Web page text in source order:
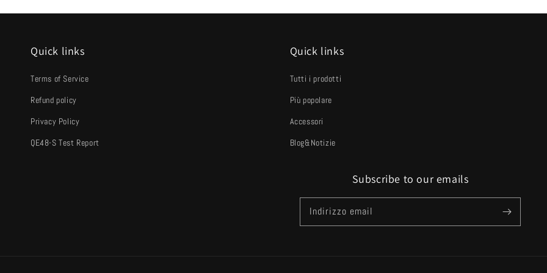
Quick links
Terms of Service
Refund policy
Privacy Policy
QE48-S Test Report
Quick links
Tutti i prodotti
Più popolare
Accessori
Blog&Notizie
Subscribe to our emails
Indirizzo email